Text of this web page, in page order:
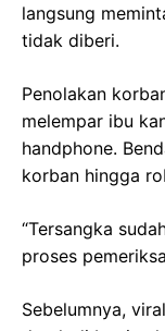
langsung
tidak diberi.
Penolakan
melempar ibu
handphone.
korban hingga
“Tersangka
proses
Sebelumnya,